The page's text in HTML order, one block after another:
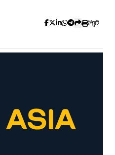
প্রিন্ট